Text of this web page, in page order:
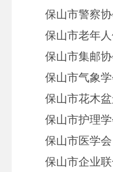
保山市警察
保山市老年
保山市集邮
保山市气象
保山市花木
保山市护理
保山市医学会
保山市企业